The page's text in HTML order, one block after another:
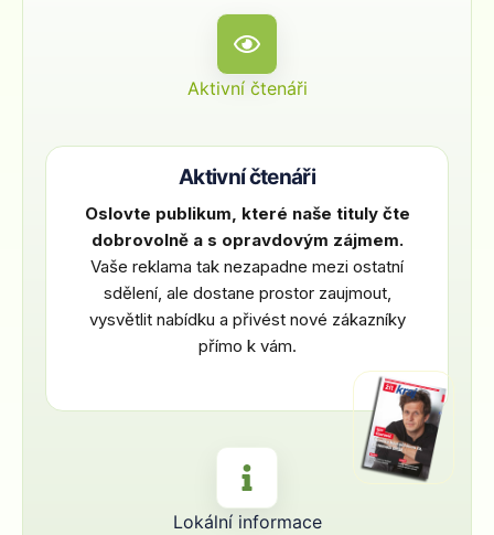
Aktivní čtenáři
Lokální informace
Aktivní čtenáři
Oslovte publikum, které naše tituly čte
dobrovolně a s opravdovým zájmem.
Vaše reklama tak nezapadne mezi ostatní
sdělení, ale dostane prostor zaujmout,
vysvětlit nabídku a přivést nové zákazníky
přímo k vám.